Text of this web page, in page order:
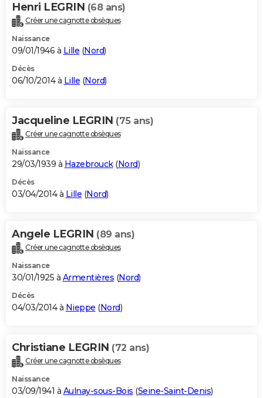
Henri LEGRIN (68 ans)
Créer une cagnotte obsèques
Naissance
09/01/1946 à Lille (Nord)
Décès
06/10/2014 à Lille (Nord)
Jacqueline LEGRIN (75 ans)
Créer une cagnotte obsèques
Naissance
29/03/1939 à Hazebrouck(Nord)
Décès
03/04/2014 à Lille (Nord)
Angele LEGRIN (89 ans)
Créer une cagnotte obsèques
Naissance
30/01/1925 à Armentières (Nord)
Décès
04/03/2014 à Nieppe (Nord)
Christiane LEGRIN (72 ans)
Créer une cagnotte obsèques
Naissance
03/09/1941 à Aulnay-sous-Bois (Seine-Saint-Denis)